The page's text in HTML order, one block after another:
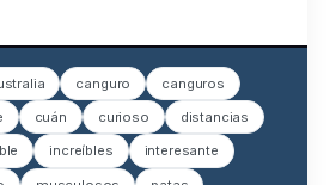
canguro canguros
cuán curioso distancias
increíbles interesante